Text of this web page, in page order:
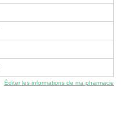
Éditer les informations de ma pharmacie